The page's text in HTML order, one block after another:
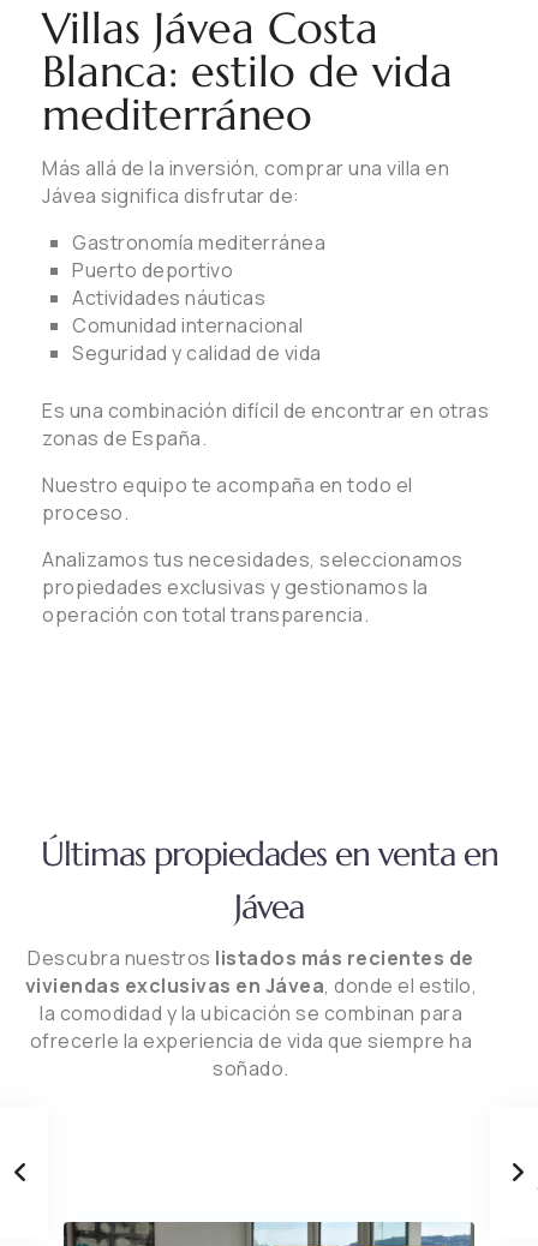
Villas Jávea Costa
Blanca: estilo de vida
mediterráneo
Más allá de la inversión, comprar una villa en
Jávea significa disfrutar de:
Gastronomía mediterránea
Puerto deportivo
Actividades náuticas
Comunidad internacional
Seguridad y calidad de vida
Es una combinación difícil de encontrar en otras
zonas de España.
Nuestro equipo te acompaña en todo el
proceso.
Analizamos tus necesidades, seleccionamos
propiedades exclusivas y gestionamos la
operación con total transparencia.
Últimas propiedades en venta en
Jávea
Descubra nuestros listados más recientes de
viviendas exclusivas en Jávea, donde el estilo,
la comodidad y la ubicación se combinan para
ofrecerle la experiencia de vida que siempre ha
soñado.